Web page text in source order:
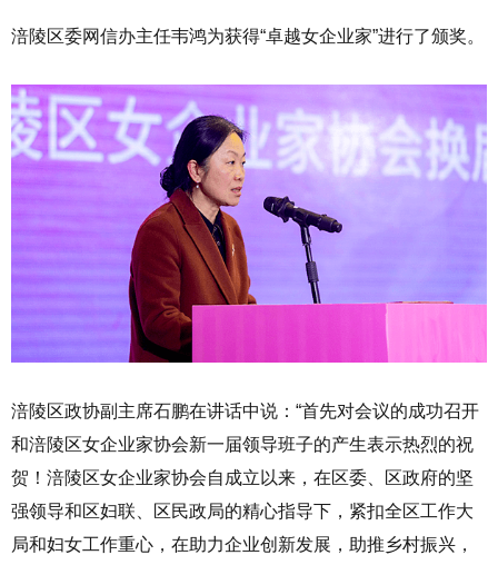
涪陵区委网信办主任韦鸿为获得“卓越女企业家”进行了颁奖。
涪陵区政协副主席石鹏在讲话中说：“首先对会议的成功召开
和涪陵区女企业家协会新一届领导班子的产生表示热烈的祝
贺！涪陵区女企业家协会自成立以来，在区委、区政府的坚
强领导和区妇联、区民政局的精心指导下，紧扣全区工作大
局和妇女工作重心，在助力企业创新发展，助推乡村振兴，